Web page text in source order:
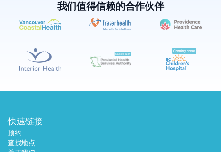
我们值得信赖的合作伙伴
快速链接
预约
查找地点